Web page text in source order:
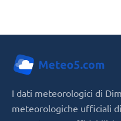
I dati meteorologici di
meteorologiche ufficiali